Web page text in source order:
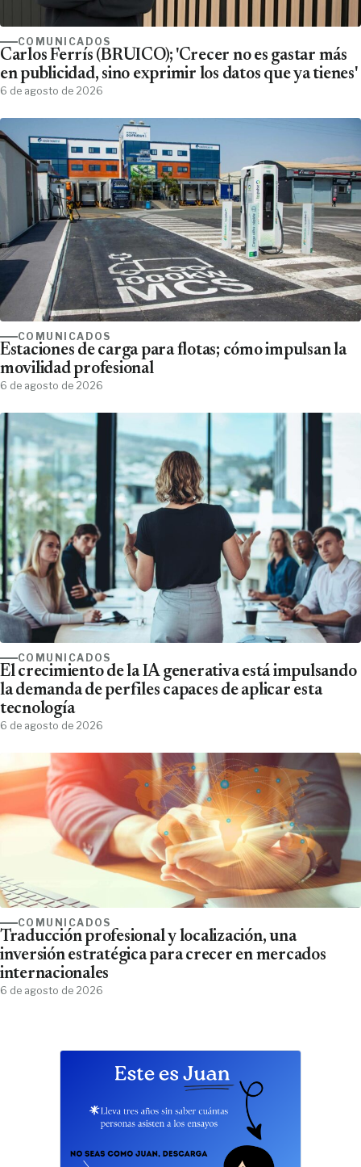
COMUNICADOS
Carlos Ferrís (BRUICO); 'Crecer no es gastar más
en publicidad, sino exprimir los datos que ya tienes'
6 de agosto de 2026
COMUNICADOS
Estaciones de carga para flotas; cómo impulsan la
movilidad profesional
6 de agosto de 2026
COMUNICADOS
El crecimiento de la IA generativa está impulsando
la demanda de perfiles capaces de aplicar esta
tecnología
6 de agosto de 2026
COMUNICADOS
Traducción profesional y localización, una
inversión estratégica para crecer en mercados
internacionales
6 de agosto de 2026